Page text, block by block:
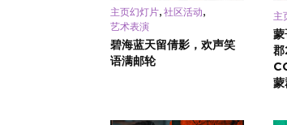
主页幻灯片, 社区活动,
艺术表演
碧海蓝天留倩影，欢声笑
语满邮轮
主
蒙
蒙